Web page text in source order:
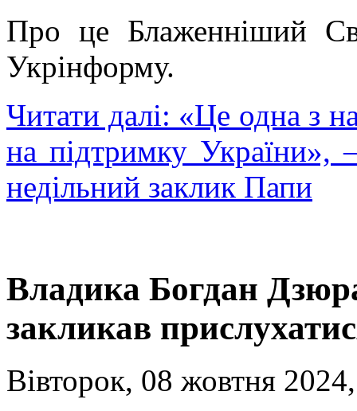
Про це Блаженніший
Укрінформу.
Читати далі: «Це одна з
на підтримку
недільний заклик Папи
Владика Богдан
закликав
Вівторок, 08 жовтня